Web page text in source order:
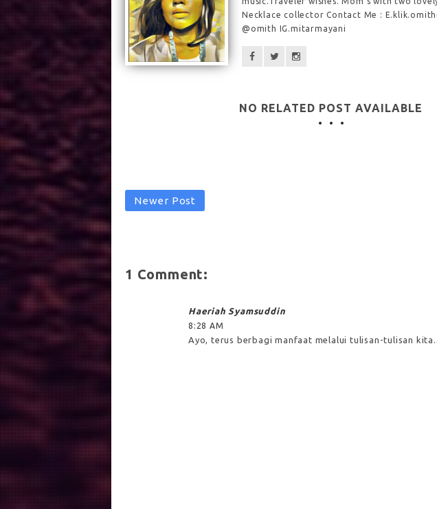
Necklace collector Contact Me :
@omith IG.mitarmayani
NO RELATED POST AVAILABLE
Newer Post
1 Comment:
Haeriah Syamsuddin
8:28 AM
Ayo, terus berbagi manfaat melalui tulisan-tulisan